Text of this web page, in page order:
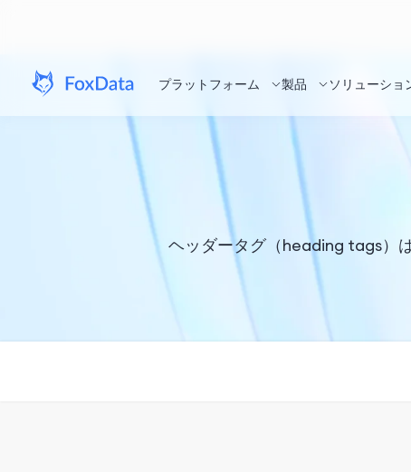
プラットフォーム 製品 ソリューショ
ヘッダータグ（heading tags）